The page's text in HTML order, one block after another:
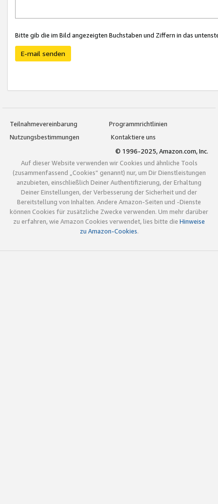
Bitte gib die im Bild angezeigten Buchstaben und Ziffern in das
E-mail senden
Teilnahmevereinbarung
Programmrichtlinien
Nutzungsbestimmungen
Kontaktiere uns
© 1996-2025, Amazon.com, Inc.
Auf dieser Website verwenden wir Cookies und ähnliche Tools
(zusammenfassend „Cookies“ genannt) nur, um Dir Dienstleistungen
anzubieten, einschließlich Deiner Authentifizierung, der Erhaltung
Deiner Einstellungen, der Verbesserung der Sicherheit und der
Bereitstellung von Inhalten. Andere Amazon-Seiten und -Dienste
können Cookies für zusätzliche Zwecke verwenden. Um mehr darüber
zu erfahren, wie Amazon Cookies verwendet, lies bitte die Hinweise
zu Amazon-Cookies.